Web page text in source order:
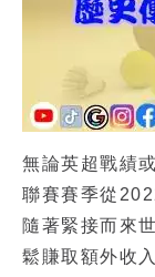
無論英超戰績
聯賽賽季從
隨著緊接而來
鬆賺取額外收